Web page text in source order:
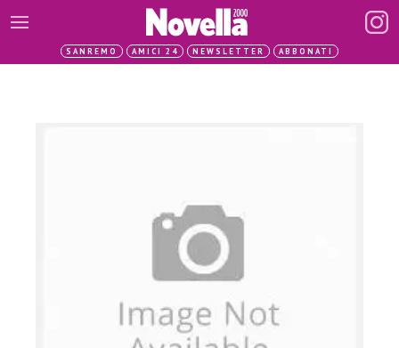
SANREMO AMICI 24 NEWSLETTER ABBONATI